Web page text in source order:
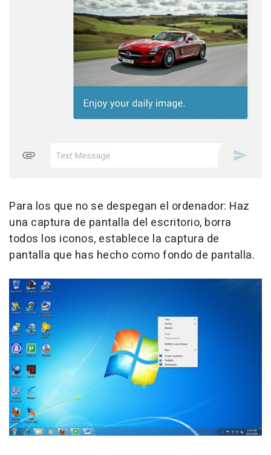
Para los que no se despegan el ordenador: Haz
una captura de pantalla del escritorio, borra
todos los iconos, establece la captura de
pantalla que has hecho como fondo de pantalla.